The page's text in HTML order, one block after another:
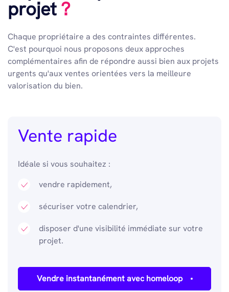
projet?
Chaque propriétaire a des contraintes différentes.
C'est pourquoi nous proposons deux approches
complémentaires afin de répondre aussi bien aux projets
urgents qu'aux ventes orientées vers la meilleure
valorisation du bien.
Vente rapide
Idéale si vous souhaitez :
vendre rapidement,
sécuriser votre calendrier,
disposer d'une visibilité immédiate sur votre
projet.
Vendre instantanément avec homeloop